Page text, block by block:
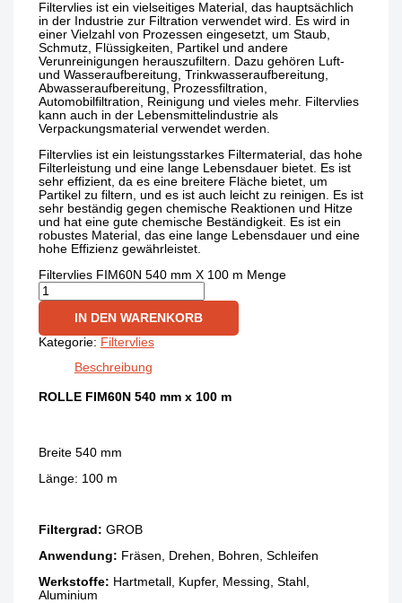
Filtervlies ist ein vielseitiges Material, das hauptsächlich
in der Industrie zur Filtration verwendet wird. Es wird in
einer Vielzahl von Prozessen eingesetzt, um Staub,
Schmutz, Flüssigkeiten, Partikel und andere
Verunreinigungen herauszufiltern. Dazu gehören Luft-
und Wasseraufbereitung, Trinkwasseraufbereitung,
Abwasseraufbereitung, Prozessfiltration,
Automobilfiltration, Reinigung und vieles mehr. Filtervlies
kann auch in der Lebensmittelindustrie als
Verpackungsmaterial verwendet werden.
Filtervlies ist ein leistungsstarkes Filtermaterial, das hohe
Filterleistung und eine lange Lebensdauer bietet. Es ist
sehr effizient, da es eine breitere Fläche bietet, um
Partikel zu filtern, und es ist auch leicht zu reinigen. Es ist
sehr beständig gegen chemische Reaktionen und Hitze
und hat eine gute chemische Beständigkeit. Es ist ein
robustes Material, das eine lange Lebensdauer und eine
hohe Effizienz gewährleistet.
Filtervlies FIM60N 540 mm X 100 m Menge
IN DEN WARENKORB
Kategorie: Filtervlies
Beschreibung
ROLLE FIM60N 540 mm x 100 m
Breite 540 mm
Länge: 100 m
Filtergrad: GROB
Anwendung: Fräsen, Drehen, Bohren, Schleifen
Werkstoffe: Hartmetall, Kupfer, Messing, Stahl,
Aluminium